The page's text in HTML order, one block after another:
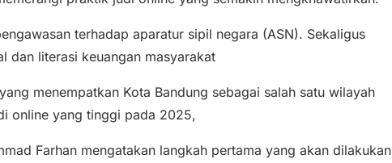
terhadap aparatur sipil negara (ASN). Sekaligus
dan literasi keuangan masyarakat
menempatkan Kota Bandung sebagai salah satu wilayah
online yang tinggi pada 2025,
Farhan mengatakan langkah pertama yang akan dilakukan